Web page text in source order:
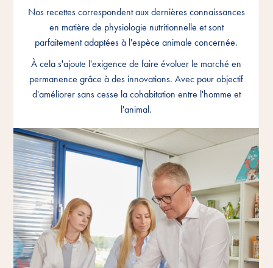
Nos recettes correspondent aux dernières connaissances
en matière de physiologie nutritionnelle et sont
parfaitement adaptées à l'espèce animale concernée.
À cela s'ajoute l'exigence de faire évoluer le marché en
permanence grâce à des innovations. Avec pour objectif
d'améliorer sans cesse la cohabitation entre l'homme et
l'animal.
Nos recettes correspondent aux dernières connaissances
en matière de physiologie nutritionnelle et sont
parfaitement adaptées à l'espèce animale concernée.
À cela s'ajoute l'exigence de faire évoluer le marché en
permanence grâce à des innovations. Avec pour objectif
d'améliorer sans cesse la cohabitation entre l'homme et
l'animal.
Nos recettes correspondent aux dernières connaissances
en matière de physiologie nutritionnelle et sont
parfaitement adaptées à l'espèce animale concernée.
À cela s'ajoute l'exigence de faire évoluer le marché en
permanence grâce à des innovations. Avec pour objectif
d'améliorer sans cesse la cohabitation entre l'homme et
l'animal.